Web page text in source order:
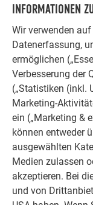
INFORMATIONEN
Wir verwenden
Datenerfassung,
ermöglichen
Verbesserung der
(„Statistiken (inkl.
Marketing-
ein („Marketing &
können entweder
ausgewählten
Medien zulassen
akzeptieren. Bei
und von
Eine präzise
Erscheinungsbild
exakter die Profile
werden, desto
Verlegung tun.
behindert wird.